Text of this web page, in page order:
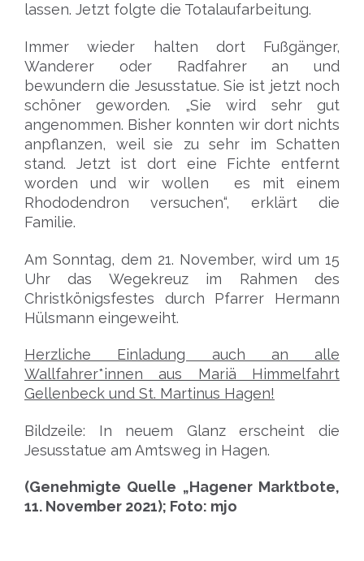
lassen. Jetzt folgte die Totalaufarbeitung.
Immer wieder halten dort Fußgänger,
Wanderer oder Radfahrer an und
bewundern die Jesusstatue. Sie ist jetzt noch
schöner geworden. „Sie wird sehr gut
angenommen. Bisher konnten wir dort nichts
anpflanzen, weil sie zu sehr im Schatten
stand. Jetzt ist dort eine Fichte entfernt
worden und wir wollen es mit einem
Rhododendron versuchen“, erklärt die
Familie.
Am Sonntag, dem 21. November, wird um 15
Uhr das Wegekreuz im Rahmen des
Christkönigsfestes durch Pfarrer Hermann
Hülsmann eingeweiht.
Herzliche Einladung auch an alle
Wallfahrer*innen aus Mariä Himmelfahrt
Gellenbeck und St. Martinus Hagen!
Bildzeile: In neuem Glanz erscheint die
Jesusstatue am Amtsweg in Hagen.
(Genehmigte Quelle „Hagener Marktbote,
11. November 2021); Foto: mjo